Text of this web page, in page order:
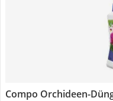
Compo Orchideen-